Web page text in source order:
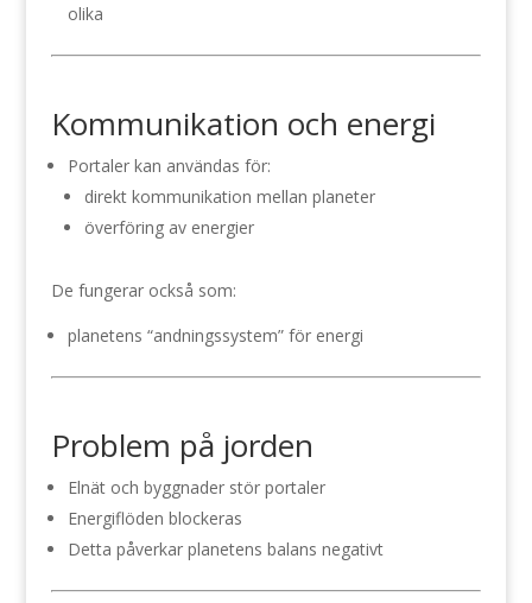
olika
Kommunikation och energi
Portaler kan användas för:
direkt kommunikation mellan planeter
överföring av energier
De fungerar också som:
planetens “andningssystem” för energi
Problem på jorden
Elnät och byggnader stör portaler
Energiflöden blockeras
Detta påverkar planetens balans negativt